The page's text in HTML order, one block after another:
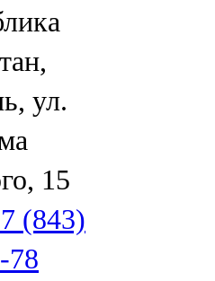
ул.
15
(843)
78